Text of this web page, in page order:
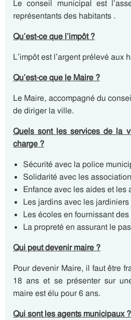
Le conseil municipal est
représentants des habitants .
Qu’est-ce que l’impôt ?
L’impôt est l’argent prélevé aux
Qu’est-ce que le Maire ?
Le Maire, accompagné du
de diriger la ville.
Quels sont les services de la
charge ?
Sécurité avec la police
Solidarité avec les
Enfance avec les aides et les
Les jardins avec les
Les écoles en fournissant
La propreté en assurant le
Qui peut devenir maire ?
Pour devenir Maire, il faut être
18 ans et se présenter sur
maire est élu pour 6 ans.
Qui sont les agents municipaux ?